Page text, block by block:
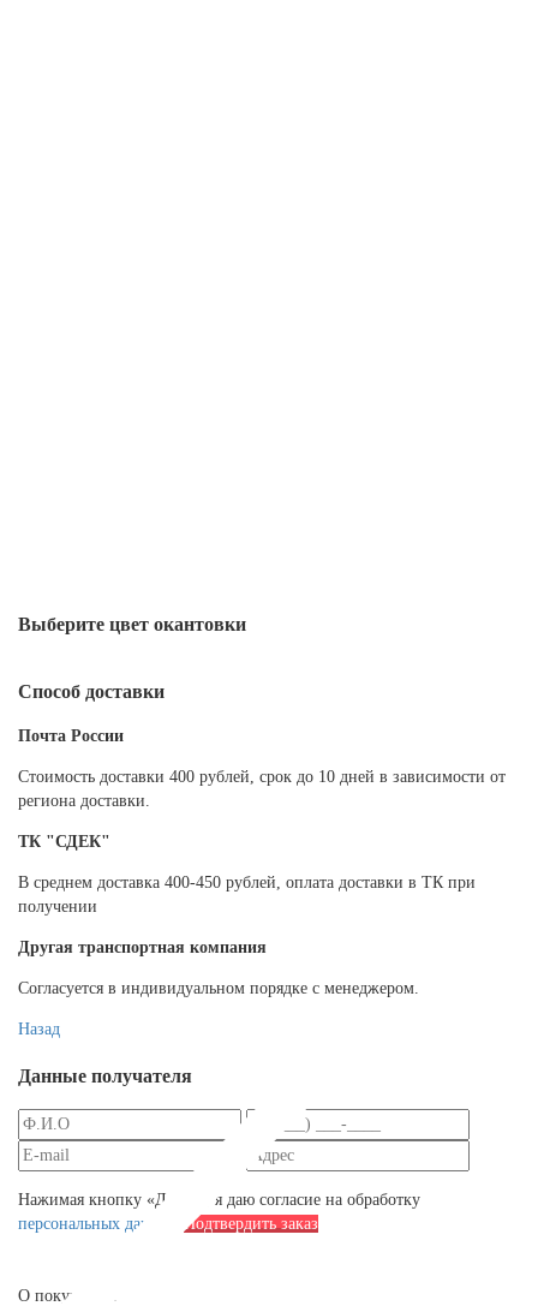
Выберите цвет окантовки
Способ доставки
Почта России
Cтоимость доставки 400 рублей, срок до 10 дней в зависимости от
региона доставки.
ТК "СДЕК"
В среднем доставка 400-450 рублей, оплата доставки в ТК при
получении
Другая транспортная компания
Согласуется в индивидуальном порядке с менеджером.
Назад
Данные получателя
Нажимая кнопку «Далее», я даю согласие на обработку
персональных данных
Подтвердить заказ
О покупателе